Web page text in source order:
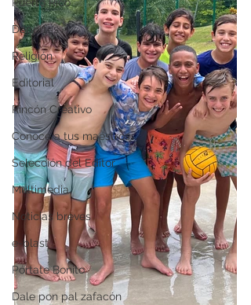
Deportes
Religión
Editorial
Rincón Creativo
Conoce a tus maestros
Selección del Editor
Multimedia
Noticias breves
e-blast
Pórtate Bonito
Dale pon pal zafacón